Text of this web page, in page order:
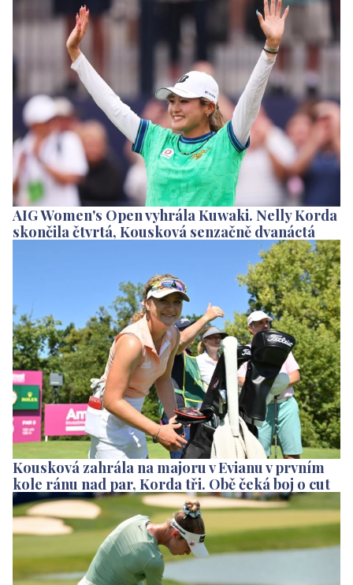
AIG Women's Open vyhrála Kuwaki. Nelly Korda
skončila čtvrtá, Kousková senzačně dvanáctá
Kousková zahrála na majoru v Evianu v prvním
kole ránu nad par, Korda tři. Obě čeká boj o cut